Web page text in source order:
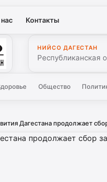
Контакты
НИЙСО ДАГЕСТАН
Республиканская
Общество
Дагестана продолжает